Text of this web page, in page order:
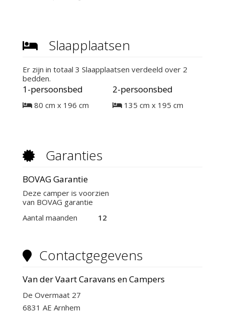
Slaapplaatsen
Er zijn in totaal 3 Slaapplaatsen verdeeld over 2
bedden.
1-persoonsbed
80 cm x 196 cm
2-persoonsbed
135 cm x 195 cm
Garanties
BOVAG Garantie
Deze camper is voorzien
van BOVAG garantie
Aantal maanden
12
Contactgegevens
Van der Vaart Caravans en Campers
De Overmaat 27
6831 AE Arnhem